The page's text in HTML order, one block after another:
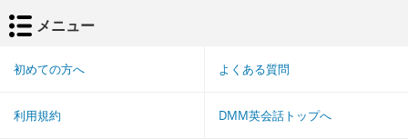
メニュー
初めての方へ よくある質問
利用規約 DMM英会話トップへ